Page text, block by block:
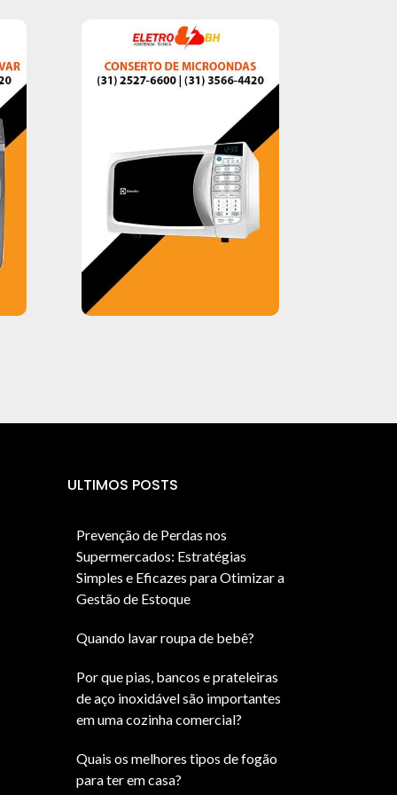
ULTIMOS POSTS
Prevenção de Perdas nos
Supermercados: Estratégias
Simples e Eficazes para Otimizar a
Gestão de Estoque
Quando lavar roupa de bebê?
Por que pias, bancos e prateleiras
de aço inoxidável são importantes
em uma cozinha comercial?
Quais os melhores tipos de fogão
para ter em casa?